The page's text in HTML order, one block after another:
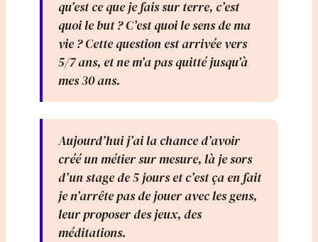
qu’est ce que je fais sur terre, c’est
quoi le but ? C’est quoi le sens de ma
vie ? Cette question est arrivée vers
5/7 ans, et ne m’a pas quitté jusqu’à
mes 30 ans.
Aujourd’hui j’ai la chance d’avoir
créé un métier sur mesure, là je sors
d’un stage de 5 jours et c’est ça en fait
je n’arrête pas de jouer avec les gens,
leur proposer des jeux, des
méditations.